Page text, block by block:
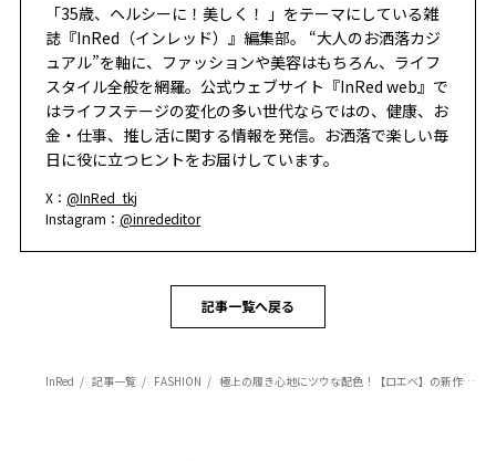
「35歳、ヘルシーに！美しく！ 」をテーマにしている雑
誌『InRed（インレッド）』編集部。 “大人のお洒落カジ
ュアル”を軸に、ファッションや美容はもちろん、ライフ
スタイル全般を網羅。公式ウェブサイト『InRed web』で
はライフステージの変化の多い世代ならではの、健康、お
金・仕事、推し活に関する情報を発信。お洒落で楽しい毎
日に役に立つヒントをお届けしています。
X：@InRed_tkj
Instagram：@inrededitor
記事一覧へ戻る
InRed 記事一覧 FASHION 極上の履き心地にツウな配色！【ロエベ】の新作靴バッグ